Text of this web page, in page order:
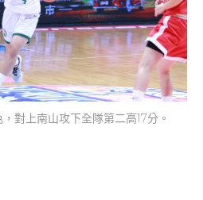
對上南山攻下全隊第二高17分。